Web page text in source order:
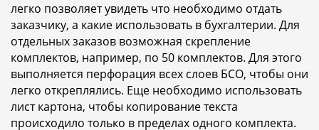
легко позволяет увидеть что необходимо отдать
заказчику, а какие использовать в бухгалтерии. Для
отдельных заказов возможная скрепление
комплектов, например, по 50 комплектов. Для этого
выполняется перфорация всех слоев БСО, чтобы они
легко откреплялись. Еще необходимо использовать
лист картона, чтобы копирование текста
происходило только в пределах одного комплекта.